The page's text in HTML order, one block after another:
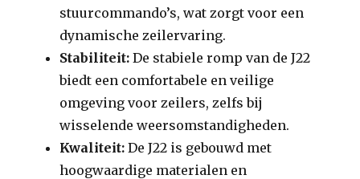
stuurcommando’s, wat zorgt voor een
dynamische zeilervaring.
Stabiliteit: De stabiele romp van de J22
biedt een comfortabele en veilige
omgeving voor zeilers, zelfs bij
wisselende weersomstandigheden.
Kwaliteit: De J22 is gebouwd met
hoogwaardige materialen en